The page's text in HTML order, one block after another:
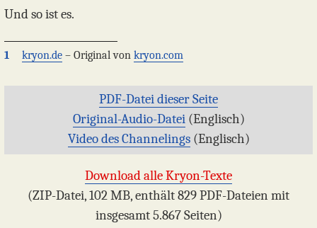
Und so ist es.
1 kryon.de – Original von kryon.com
PDF-Datei dieser Seite
Original-Audio-Datei(Englisch)
Video des Channelings(Englisch)
Download alle Kryon-Texte
(ZIP-Datei, 102 MB, enthält 829 PDF-Dateien mit
insgesamt 5.867 Seiten)